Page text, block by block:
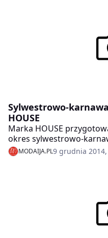
Sylwestrowo-
HOUSE
Marka HOUSE
okres sylwestrowo-
monochromatycznych
najlepsze zestawienia z
MODAIJA.PL9 grudnia 2014,